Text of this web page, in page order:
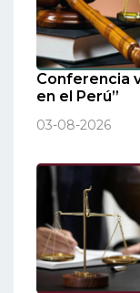
Conferencia
en el Perú”
03-08-2026